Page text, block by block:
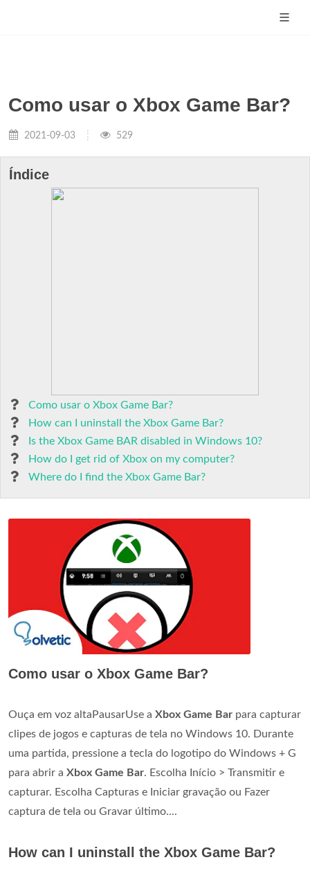
Como usar o Xbox Game Bar?
2021-09-03 529
Índice
Como usar o Xbox Game Bar?
How can I uninstall the Xbox Game Bar?
Is the Xbox Game BAR disabled in Windows 10?
How do I get rid of Xbox on my computer?
Where do I find the Xbox Game Bar?
Como usar o Xbox Game Bar?
Ouça em voz altaPausarUse a Xbox Game Bar para capturar
clipes de jogos e capturas de tela no Windows 10. Durante
uma partida, pressione a tecla do logotipo do Windows + G
para abrir a Xbox Game Bar. Escolha Início > Transmitir e
capturar. Escolha Capturas e Iniciar gravação ou Fazer
captura de tela ou Gravar último....
How can I uninstall the Xbox Game Bar?